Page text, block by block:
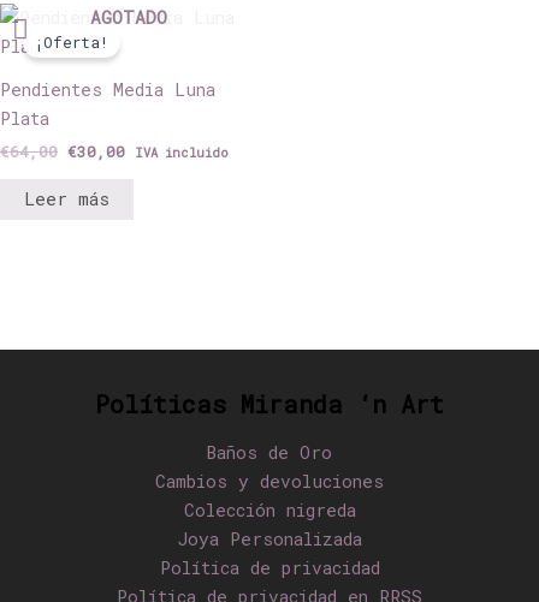
AGOTADO
¡Oferta!
Pendientes Media Luna
Plata
€64,00
precio
original
€64,00.
€30,00
El
€30,00.
IVA incluido
Leer más
Políticas Miranda ‘n Art
Baños de Oro
Cambios y devoluciones
Colección nigreda
Joya Personalizada
Política de privacidad
Política de privacidad en RRSS